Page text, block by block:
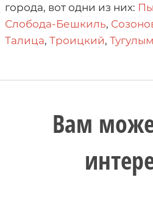
города, вот одни из них:
Слобода-Бешкиль,
Талица, Троицкий, Тугулым
Вам